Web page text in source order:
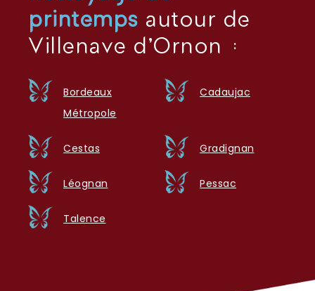
printemps autour de
Villenave d'Ornon :
Bordeaux
Métropole
Cadaujac
Cestas Gradignan
Léognan Pessac
Talence